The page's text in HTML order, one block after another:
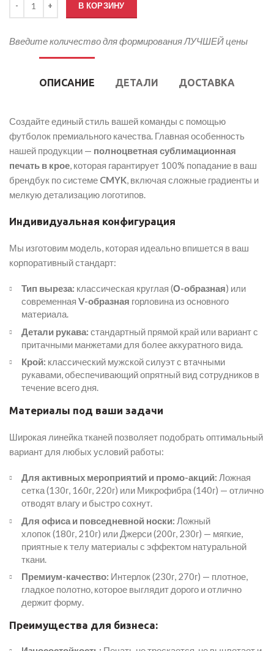
В КОРЗИНУ
Введите количество для формирования ЛУЧШЕЙ цены
ОПИСАНИЕ ДЕТАЛИ ДОСТАВКА
Создайте единый стиль вашей команды с помощью
футболок премиального качества. Главная особенность
нашей продукции — полноцветная сублимационная
печать в крое, которая гарантирует 100% попадание в ваш
брендбук по системе CMYK, включая сложные градиенты и
мелкую детализацию логотипов.
Индивидуальная конфигурация
Мы изготовим модель, которая идеально впишется в ваш
корпоративный стандарт:
Тип выреза: классическая круглая (О-образная) или
современная V-образная горловина из основного
материала.
Детали рукава: стандартный прямой край или вариант с
притачными манжетами для более аккуратного вида.
Крой: классический мужской силуэт с втачными
рукавами, обеспечивающий опрятный вид сотрудников в
течение всего дня.
Материалы под ваши задачи
Широкая линейка тканей позволяет подобрать оптимальный
вариант для любых условий работы:
Для активных мероприятий и промо-акций: Ложная
сетка(130г, 160г, 220г) или Микрофибра(140г) — отлично
отводят влагу и быстро сохнут.
Для офиса и повседневной носки: Ложный
хлопок(180г, 210г) или Джерси(200г, 230г) — мягкие,
приятные к телу материалы с эффектом натуральной
ткани.
Премиум-качество: Интерлок(230г, 270г) — плотное,
гладкое полотно, которое выглядит дорого и отлично
держит форму.
Преимущества для бизнеса: